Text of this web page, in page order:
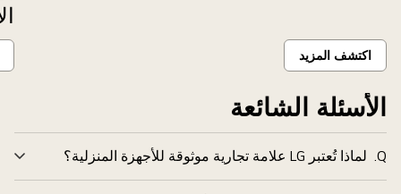
اكتشف المزيد
الأسئلة الشائعة
Q. لماذا تُعتبر LG علامة تجارية موثوقة للأجهزة المنزلية؟